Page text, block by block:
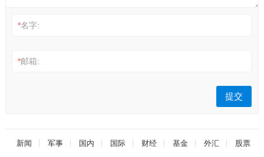
*名字:
*邮箱:
新闻 军事 国内 国际 财经 基金 外汇 股票